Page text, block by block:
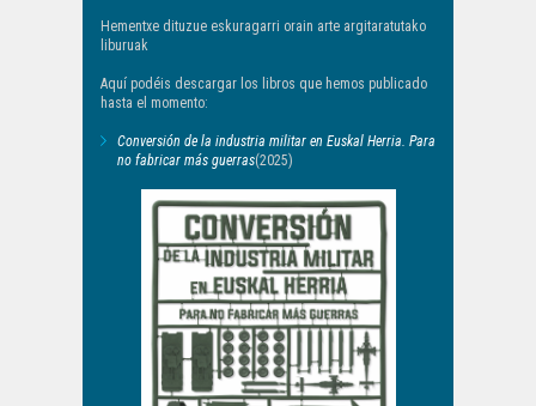
Hementxe dituzue eskuragarri orain arte argitaratutako
liburuak
Aquí podéis descargar los libros que hemos publicado
hasta el momento:
Conversión de la industria militar en Euskal Herria. Para
no fabricar más guerras(2025)